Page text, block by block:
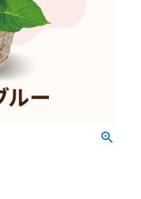
基づく表示
いについて